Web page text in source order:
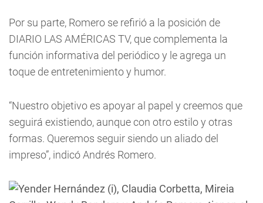
Por su parte, Romero se refirió a la posición de
DIARIO LAS AMÉRICAS TV, que complementa la
función informativa del periódico y le agrega un
toque de entretenimiento y humor.
“Nuestro objetivo es apoyar al papel y creemos que
seguirá existiendo, aunque con otro estilo y otras
formas. Queremos seguir siendo un aliado del
impreso”, indicó Andrés Romero.